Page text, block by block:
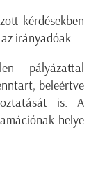
kérdésekben
irányadóak.
pályázattal
beleértve
is. A
helye